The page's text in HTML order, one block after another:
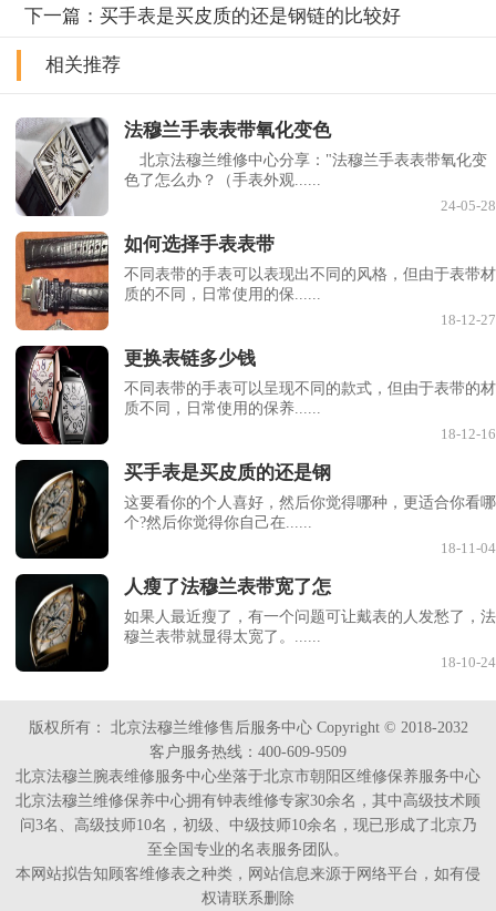
下一篇：买手表是买皮质的还是钢链的比较好
相关推荐
法穆兰手表表带氧化变色
北京法穆兰维修中心分享："法穆兰手表表带氧化变
色了怎么办？（手表外观......
24-05-28
如何选择手表表带
不同表带的手表可以表现出不同的风格，但由于表带材
质的不同，日常使用的保......
18-12-27
更换表链多少钱
不同表带的手表可以呈现不同的款式，但由于表带的材
质不同，日常使用的保养......
18-12-16
买手表是买皮质的还是钢
这要看你的个人喜好，然后你觉得哪种，更适合你看哪
个?然后你觉得你自己在......
18-11-04
人瘦了法穆兰表带宽了怎
如果人最近瘦了，有一个问题可让戴表的人发愁了，法
穆兰表带就显得太宽了。......
18-10-24
版权所有： 北京法穆兰维修售后服务中心 Copyright © 2018-2032
客户服务热线：400-609-9509
北京法穆兰腕表维修服务中心坐落于北京市朝阳区维修保养服务中心
北京法穆兰维修保养中心拥有钟表维修专家30余名，其中高级技术顾
问3名、高级技师10名，初级、中级技师10余名，现已形成了北京乃
至全国专业的名表服务团队。
本网站拟告知顾客维修表之种类，网站信息来源于网络平台，如有侵
权请联系删除